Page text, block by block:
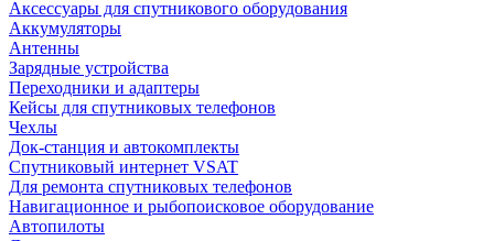
Аксессуары для спутникового оборудования
Аккумуляторы
Антенны
Зарядные устройства
Переходники и адаптеры
Кейсы для спутниковых телефонов
Чехлы
Док-станция и автокомплекты
Спутниковый интернет VSAT
Для ремонта спутниковых телефонов
Навигационное и рыбопоисковое оборудование
Автопилоты